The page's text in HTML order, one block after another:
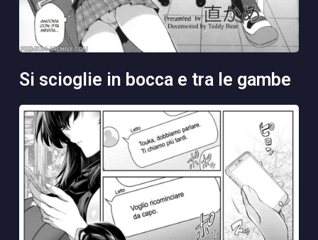
si scioglie in bocca e tra le gambe